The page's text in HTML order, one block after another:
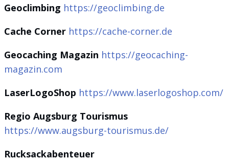
Geoclimbing https://geoclimbing.de
Cache Corner https://cache-corner.de
Geocaching Magazin https://geocaching-
magazin.com
LaserLogoShop https://www.laserlogoshop.com/
Regio Augsburg Tourismus
https://www.augsburg-tourismus.de/
Rucksackabenteuer